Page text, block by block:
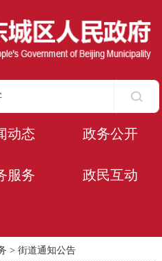
动态 政务公开
服务 政民互动
> 街道通知公告